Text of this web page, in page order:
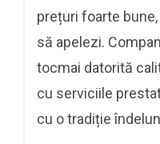
prețuri foarte
să apelezi.
tocmai datorită
cu serviciile
cu o tradiție